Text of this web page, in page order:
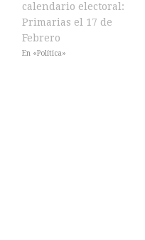
calendario electoral:
Primarias el 17 de
Febrero
En «Política»